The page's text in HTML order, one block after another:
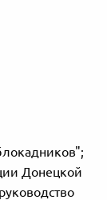
Донецкой